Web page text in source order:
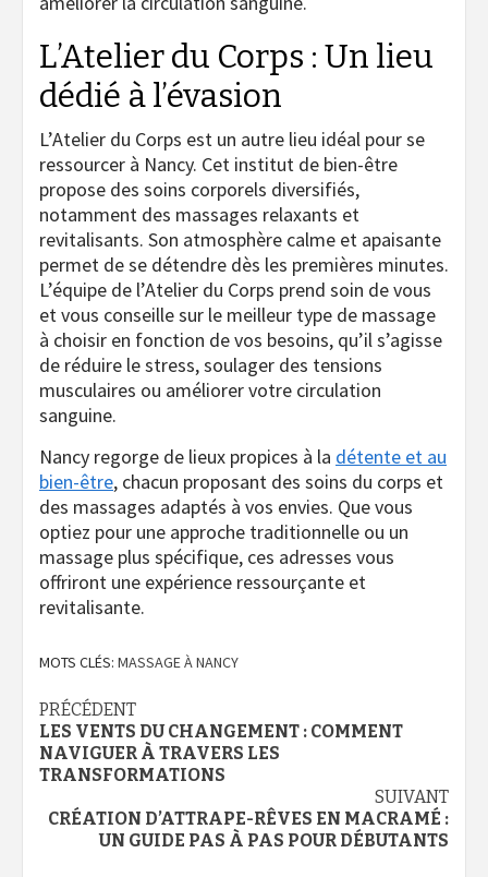
L’Atelier du Corps : Un lieu
dédié à l’évasion
L’Atelier du Corps est un autre lieu idéal pour se
ressourcer à Nancy. Cet institut de bien-être
propose des soins corporels diversifiés,
notamment des massages relaxants et
revitalisants. Son atmosphère calme et apaisante
permet de se détendre dès les premières minutes.
L’équipe de l’Atelier du Corps prend soin de vous
et vous conseille sur le meilleur type de massage
à choisir en fonction de vos besoins, qu’il s’agisse
de réduire le stress, soulager des tensions
musculaires ou améliorer votre circulation
sanguine.
Nancy regorge de lieux propices à la détente et au
bien-être, chacun proposant des soins du corps et
des massages adaptés à vos envies. Que vous
optiez pour une approche traditionnelle ou un
massage plus spécifique, ces adresses vous
offriront une expérience ressourçante et
revitalisante.
MOTS CLÉS: MASSAGE À NANCY
Navigation
d’article
PRÉCÉDENT
LES VENTS DU CHANGEMENT : COMMENT
NAVIGUER À TRAVERS LES
TRANSFORMATIONS
SUIVANT
CRÉATION D’ATTRAPE-RÊVES EN MACRAMÉ :
UN GUIDE PAS À PAS POUR DÉBUTANTS